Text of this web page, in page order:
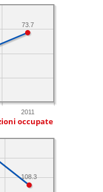
2011
73.7
occupate
108.3